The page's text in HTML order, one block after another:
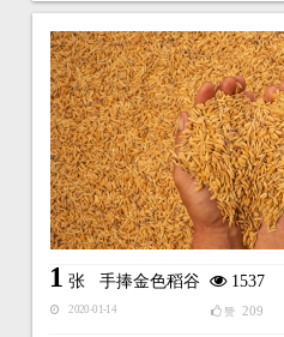
1 张 手捧金色稻谷 1537
2020-01-14 赞 209